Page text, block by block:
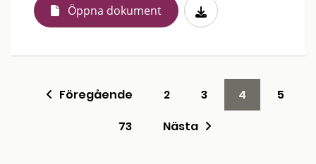
Öppna dokument
Föregående 2 3 4
5
73
Nästa